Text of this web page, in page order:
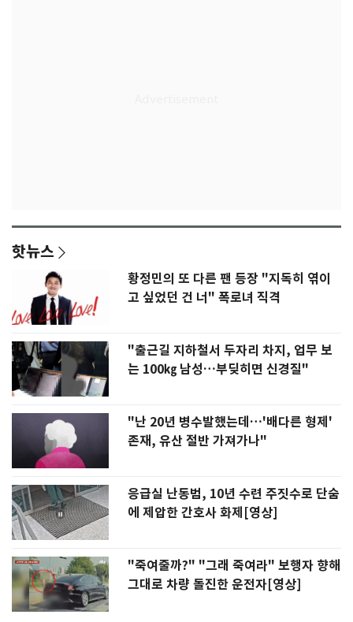
핫뉴스
황정민의 또 다른 팬 등장 "지독히 엮이
고 싶었던 건 너" 폭로녀 직격
"출근길 지하철서 두자리 차지, 업무 보
는 100㎏ 남성…부딪히면 신경질"
"난 20년 병수발했는데…'배다른 형제'
존재, 유산 절반 가져가나"
응급실 난동범, 10년 수련 주짓수로 단숨
에 제압한 간호사 화제[영상]
"죽여줄까?" "그래 죽여라" 보행자 향해
그대로 차량 돌진한 운전자[영상]